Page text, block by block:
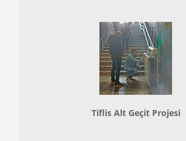
Tiflis Alt Geçit Projesi